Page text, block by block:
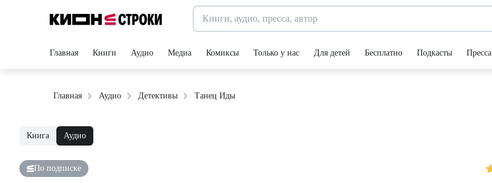
Главная Книги Аудио Медиа Комиксы Только у нас Для детей Бесплатно Подкасты Пресса
Главная Аудио Детективы Танец Иды
Книга Аудио
По подписке